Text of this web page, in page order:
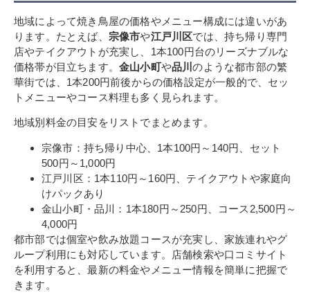
地域によって焼き鳥屋の価格やメニュー構成には違いがあ
ります。たとえば、 宗像市や江戸川区では、持ち帰り専門
店やテイクアウトが充実し、1本100円台のリーズナブルな
価格帯が目立ちます。 金山小町や品川のような都市部の繁
華街では、1本200円前後からの価格設定が一般的で、セッ
トメニューやコース料理も多く見られます。
地域別料金の目安をリストでまとめます。
宗像市：持ち帰り中心、1本100円～140円、セット
500円～1,000円
江戸川区：1本110円～160円、テイクアウトや家庭向
けパックあり
金山小町・品川：1本180円～250円、コース2,500円～
4,000円
都市部では個室や飲み放題コースが充実し、家族連れやグ
ループ利用にも対応しています。店舗検索や口コミサイト
を利用すると、最新の料金やメニュー情報を簡単に把握で
きます。